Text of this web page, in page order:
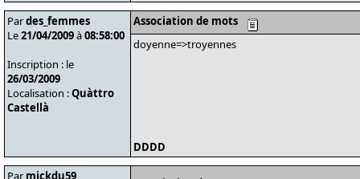
Pardes_femmes
Le21/04/2009à08:58:00
Inscription : le
26/03/2009
Localisation :Quàttro
Castellà
Association de mots
doyenne=>troyennes
DDDD
Par mickdu59